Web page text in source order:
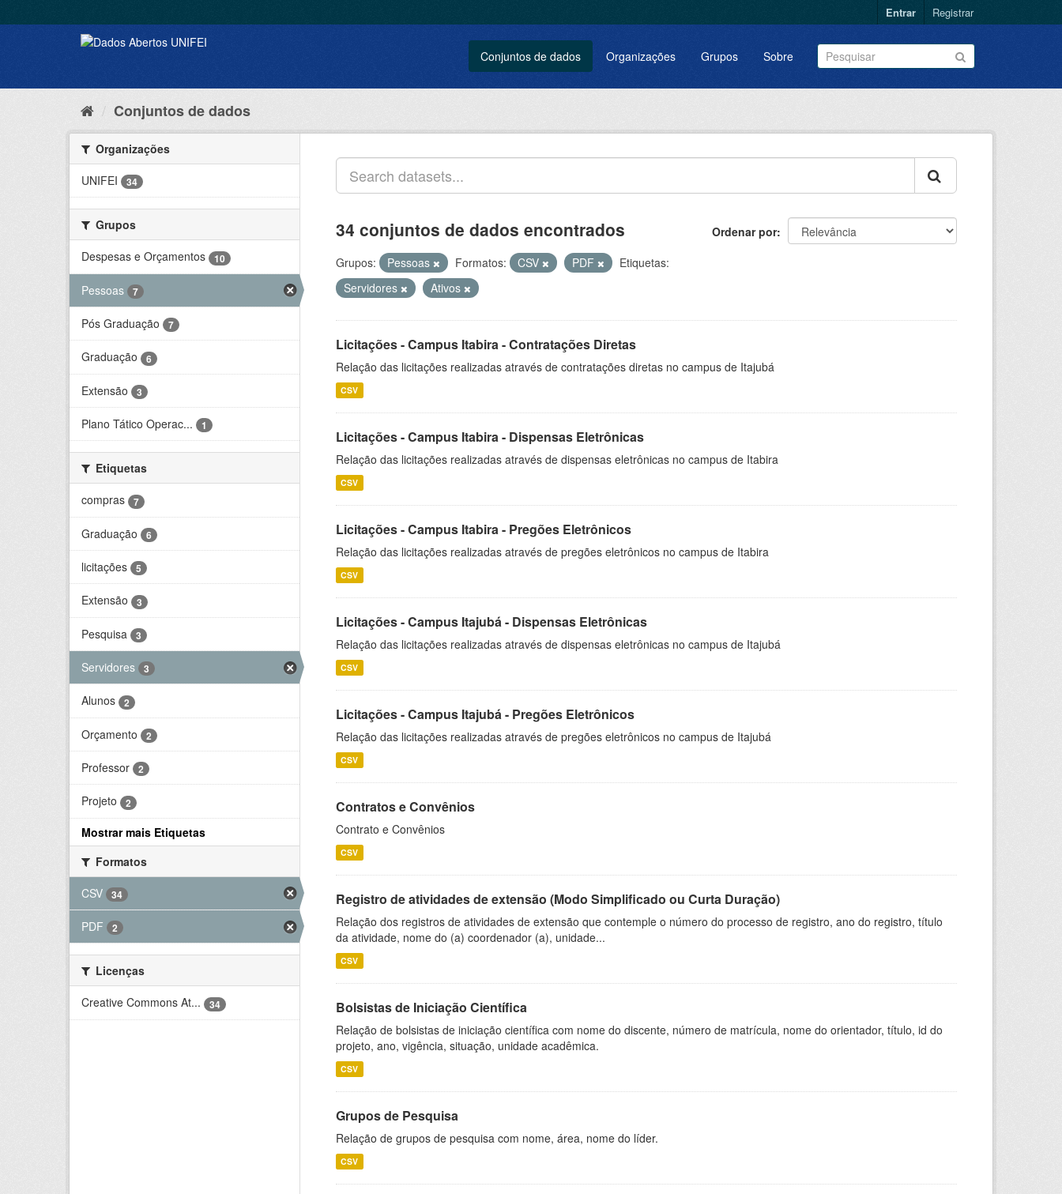
Entrar Registrar
Conjuntos de dados Organizações Grupos Sobre
Conjuntos de dados
Organizações
UNIFEI
34
Grupos
Despesas e Orçamentos
10
Pessoas 7
Pós Graduação 7
Graduação 6
Extensão 3
Plano Tático Operac... 1
Etiquetas
compras
7
Graduação 6
licitações 5
Extensão 3
Pesquisa 3
Servidores 3
Alunos 2
Orçamento 2
Professor 2
Projeto 2
Mostrar mais Etiquetas
Formatos
CSV
34
PDF 2
Licenças
Creative Commons At...
34
Ordenar por
34 conjuntos de dados encontrados
Grupos: Pessoas Formatos: CSV PDF
Etiquetas:
Servidores
Ativos
Licitações - Campus Itabira - Contratações Diretas
Relação das licitações realizadas através de contratações diretas no campus de Itajubá
CSV
Licitações - Campus Itabira - Dispensas Eletrônicas
Relação das licitações realizadas através de dispensas eletrônicas no campus de Itabira
CSV
Licitações - Campus Itabira - Pregões Eletrônicos
Relação das licitações realizadas através de pregões eletrônicos no campus de Itabira
CSV
Licitações - Campus Itajubá - Dispensas Eletrônicas
Relação das licitações realizadas através de dispensas eletrônicas no campus de Itajubá
CSV
Licitações - Campus Itajubá - Pregões Eletrônicos
Relação das licitações realizadas através de pregões eletrônicos no campus de Itajubá
CSV
Contratos e Convênios
Contrato e Convênios
CSV
Registro de atividades de extensão (Modo Simplificado ou Curta Duração)
Relação dos registros de atividades de extensão que contemple o número do processo de registro, ano do registro, título
da atividade, nome do (a) coordenador (a), unidade...
CSV
Bolsistas de Iniciação Científica
Relação de bolsistas de iniciação científica com nome do discente, número de matrícula, nome do orientador, título, id do
projeto, ano, vigência, situação, unidade acadêmica.
CSV
Grupos de Pesquisa
Relação de grupos de pesquisa com nome, área, nome do líder.
CSV